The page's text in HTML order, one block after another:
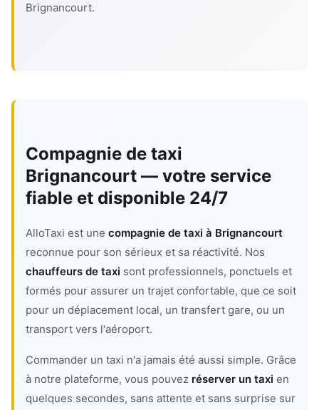
Brignancourt.
Compagnie de taxi
Brignancourt — votre service
fiable et disponible 24/7
AlloTaxi est une compagnie de taxi à Brignancourt
reconnue pour son sérieux et sa réactivité. Nos
chauffeurs de taxi sont professionnels, ponctuels et
formés pour assurer un trajet confortable, que ce soit
pour un déplacement local, un transfert gare, ou un
transport vers l'aéroport.
Commander un taxi n'a jamais été aussi simple. Grâce
à notre plateforme, vous pouvez réserver un taxi en
quelques secondes, sans attente et sans surprise sur